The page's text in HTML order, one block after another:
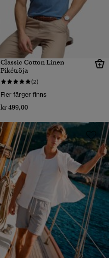
Classic Cotton Linen
Pikétröja
(2)
Fler färger finns
kr 499,00